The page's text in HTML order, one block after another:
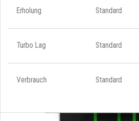
Erholung Standard
Turbo Lag Standard
Verbrauch Standard